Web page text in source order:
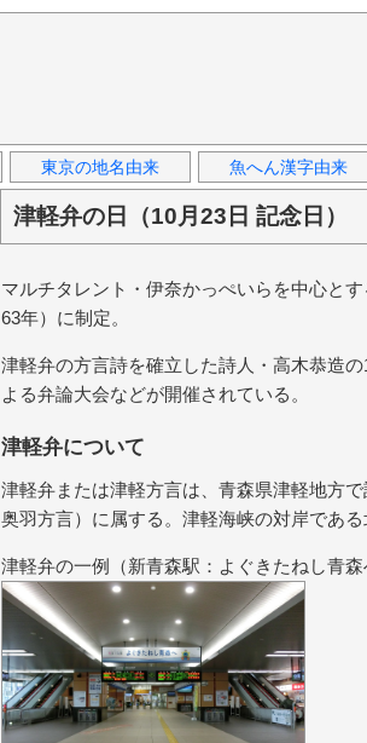
東京の地名由来 魚へん漢字由来
津軽弁の日（10月23日 記念日）
マルチタレント・伊奈かっぺいらを中心と
63年）に制定。
津軽弁の方言詩を確立した詩人・高木恭造
よる弁論大会などが開催されている。
津軽弁について
津軽弁または津軽方言は、青森県津軽地方
奥羽方言）に属する。津軽海峡の対岸であ
津軽弁の一例（新青森駅：よぐきたねし青森